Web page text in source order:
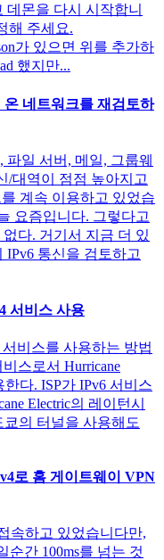
몬을 다시 시작합니
해 주세요.
가 있으면 위를 추가하
했지만...
네트워크를 재검토하
일 서버, 메일, 그룹웨
/대역이 점점 높아지고
계속 이용하고 있었습
요즘입니다. 그렇다고
다. 거기서 지금 더 있
IPv6 통신을 검토하고
서비스 사용
비스를 사용하는 방법
스로서 Hurricane
한다. ISP가 IPv6 서비스
Electric의 레이턴시
의 터널을 사용해도
로 홈 게이트웨이 VPN
속하고 있었습니다만,
순간 100ms를 넘는 것